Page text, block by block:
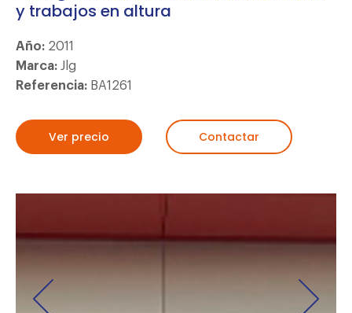
y trabajos en altura
Año: 2011
Marca: Jlg
Referencia: BA1261
Ver precio Contactar